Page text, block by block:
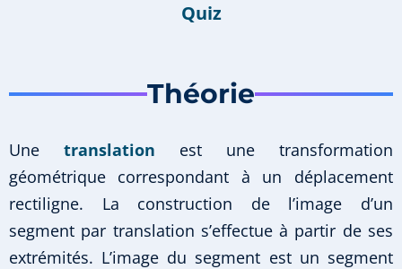
Quiz
Théorie
Une translation est une transformation
géométrique correspondant à un déplacement
rectiligne. La construction de l’image d’un
segment par translation s’effectue à partir de ses
extrémités. L’image du segment est un segment